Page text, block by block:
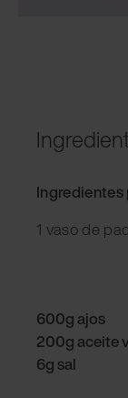
Ingredientes
1 vaso de
600g ajos
200g aceite
6g sal